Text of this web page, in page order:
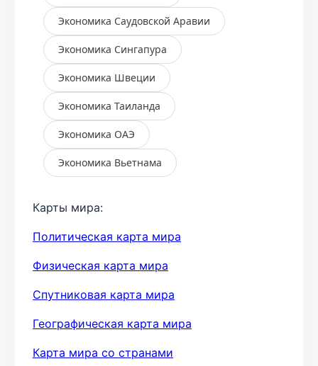
Экономика Саудовской Аравии
Экономика Сингапура
Экономика Швеции
Экономика Таиланда
Экономика ОАЭ
Экономика Вьетнама
Карты мира:
Политическая карта мира
Физическая карта мира
Спутниковая карта мира
Географическая карта мира
Карта мира со странами